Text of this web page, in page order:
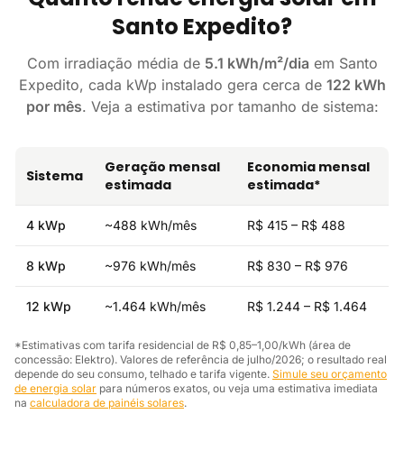
Santo Expedito?
Com irradiação média de 5.1 kWh/m²/dia em Santo
Expedito, cada kWp instalado gera cerca de 122 kWh
por mês. Veja a estimativa por tamanho de sistema:
Sistema
Geração mensal
estimada
Economia mensal
estimada*
4 kWp ~488 kWh/mês R$ 415 – R$ 488
8 kWp ~976 kWh/mês R$ 830 – R$ 976
12 kWp ~1.464 kWh/mês R$ 1.244 – R$ 1.464
*Estimativas com tarifa residencial de R$ 0,85–1,00/kWh (área de
concessão: Elektro). Valores de referência de julho/2026; o resultado real
depende do seu consumo, telhado e tarifa vigente. Simule seu orçamento
de energia solar para números exatos, ou veja uma estimativa imediata
na calculadora de painéis solares.